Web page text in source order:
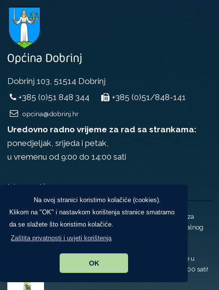
Na ovoj stranici koristimo kolačiće (cookies).
Klikom na "OK" i nastavkom korištenja stranice smatramo
da se slažete što koristimo kolačiće.
Zaštita privatnosti i uvjeti korištenja
OK
Dobrinj 103, 51514 Dobrinj
+385 (0)51 848 344
+385 (0)51/848-141
opcina@dobrinj.hr
Uredovno radno vrijeme za rad sa strankama:
ponedjeljak, srijeda i petak,
u vremenu od 9:00 do 14:00 sati
Novosti
Ministarstvo turizma i sporta objavilo je Natječaj za
sufinanciranje sportskih programa poticanja lokalnog
sporta i sportskih natjecanja u 2026. godini
Pozivamo vas na program dočeka Svetog Nikole u
prostorijama PŠ Dobrinj 5.12.2025. godine, u 18,00 sati!